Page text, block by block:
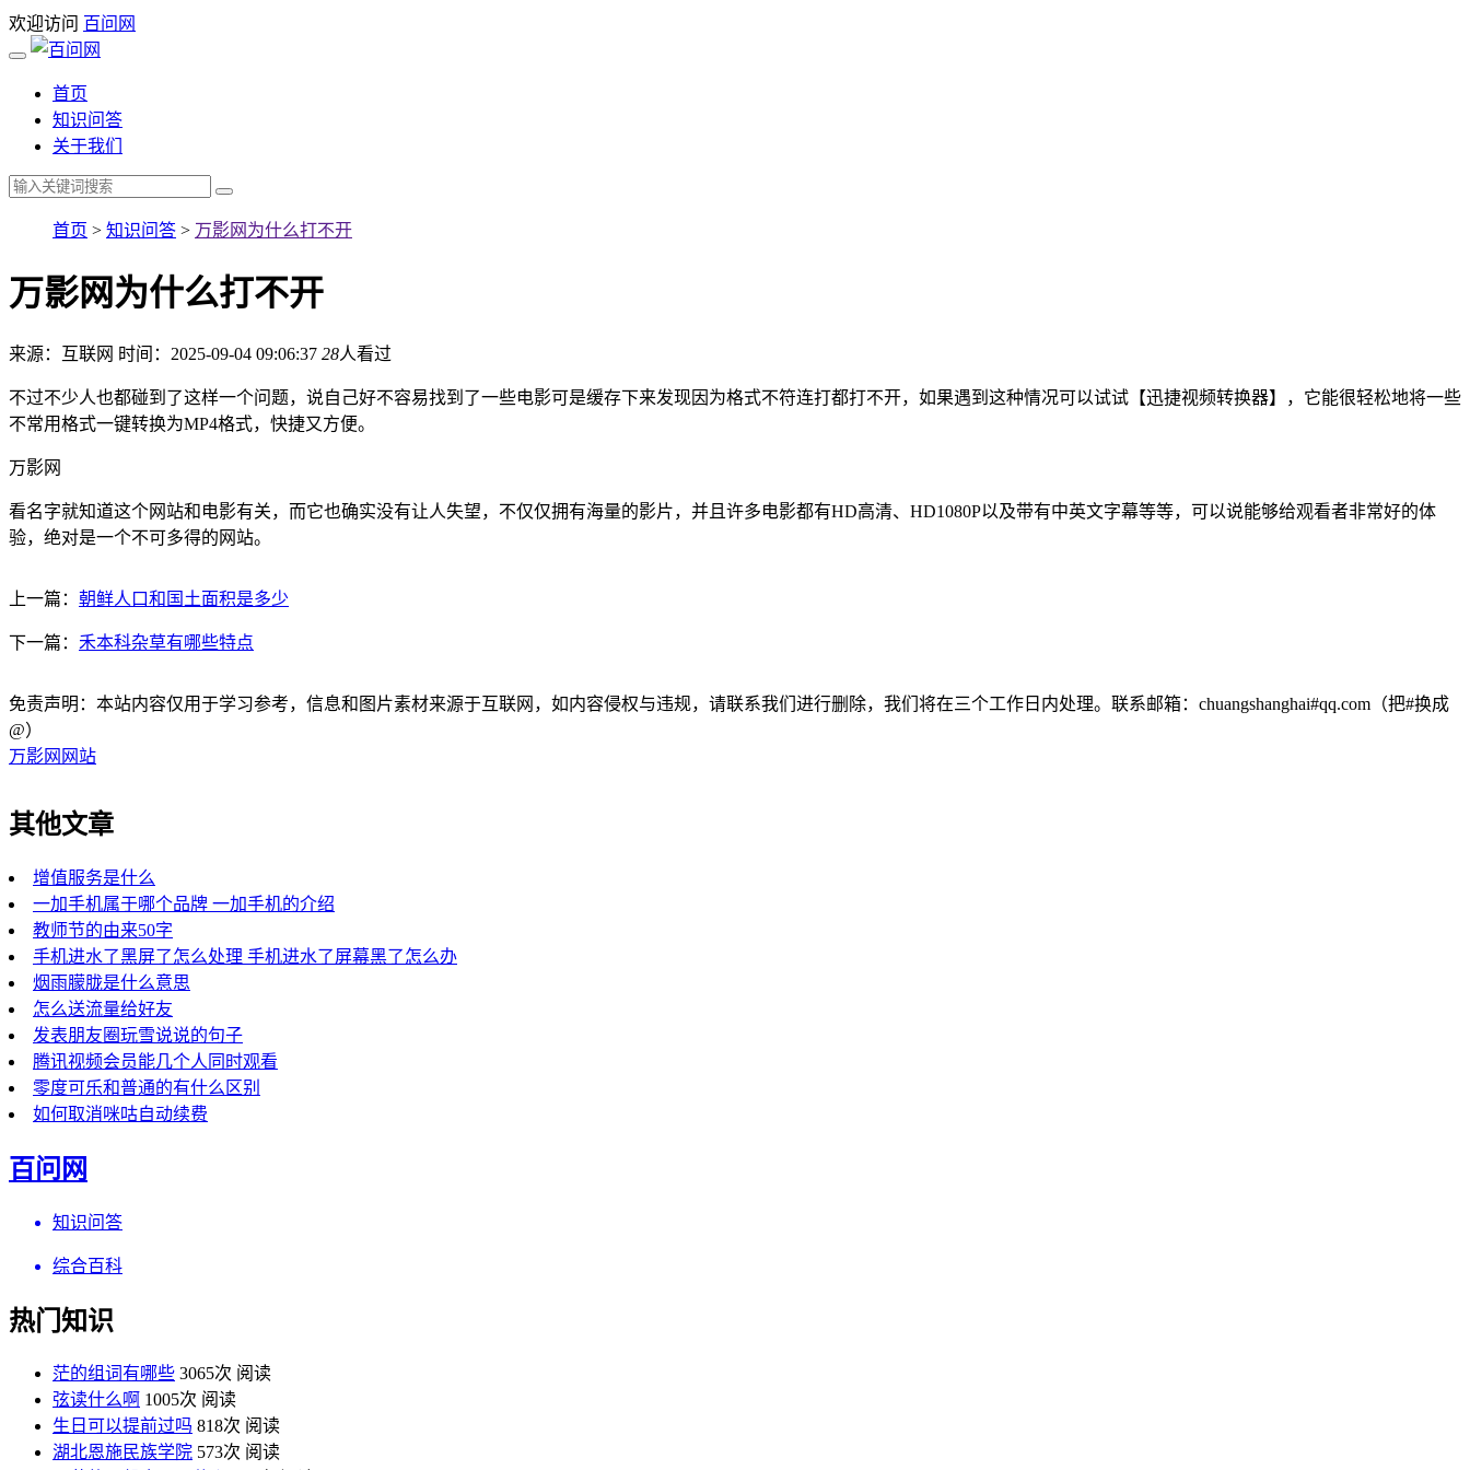
欢迎访问 百问网
首页
知识问答
关于我们
首页 > 知识问答 > 万影网为什么打不开
万影网为什么打不开
来源：互联网 时间：2025-09-04 09:06:37 28人看过
不过不少人也都碰到了这样一个问题，说自己好不容易找到了一些电影可是缓存下来发现因为格式不符连打都打不开，如果遇到这种情况可以试试【迅捷视频转换器】，它能很轻松地将一些
不常用格式一键转换为MP4格式，快捷又方便。
万影网
看名字就知道这个网站和电影有关，而它也确实没有让人失望，不仅仅拥有海量的影片，并且许多电影都有HD高清、HD1080P以及带有中英文字幕等等，可以说能够给观看者非常好的体
验，绝对是一个不可多得的网站。
上一篇： 朝鲜人口和国土面积是多少
下一篇： 禾本科杂草有哪些特点
免责声明：本站内容仅用于学习参考，信息和图片素材来源于互联网，如内容侵权与违规，请联系我们进行删除，我们将在三个工作日内处理。联系邮箱：chuangshanghai#qq.com（把#换成
@）
万影网网站
其他文章
增值服务是什么
一加手机属于哪个品牌 一加手机的介绍
教师节的由来50字
手机进水了黑屏了怎么处理 手机进水了屏幕黑了怎么办
烟雨朦胧是什么意思
怎么送流量给好友
发表朋友圈玩雪说说的句子
腾讯视频会员能几个人同时观看
零度可乐和普通的有什么区别
如何取消咪咕自动续费
百问网
知识问答
综合百科
热门知识
茫的组词有哪些 3065次 阅读
弦读什么啊 1005次 阅读
生日可以提前过吗 818次 阅读
湖北恩施民族学院 573次 阅读